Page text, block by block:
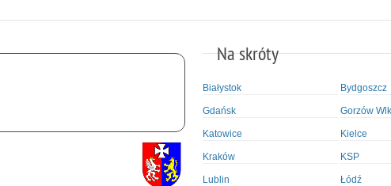
Na skróty
Białystok Bydgoszcz
Gdańsk Gorzów
Katowice Kielce
Kraków KSP
Lublin Łódź